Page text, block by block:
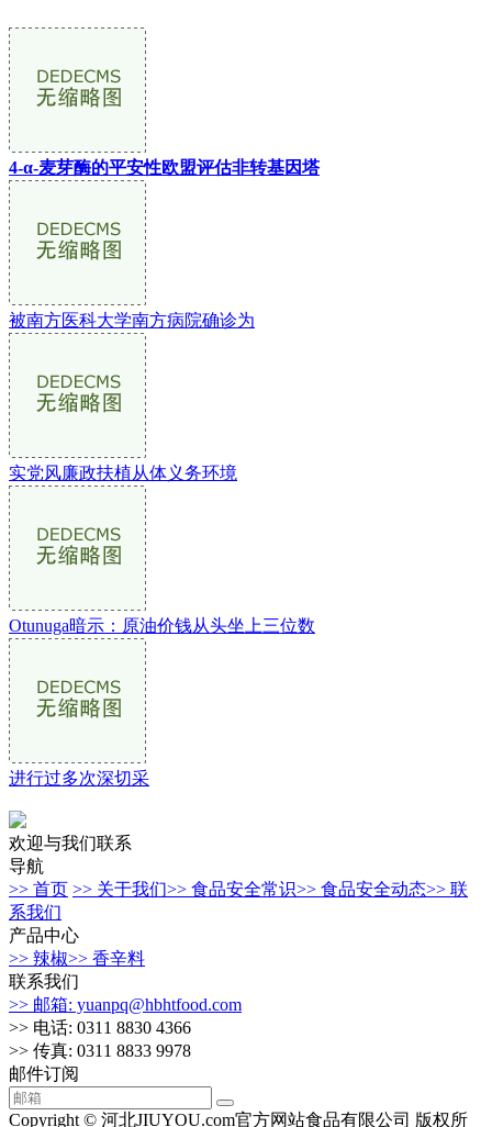
4-α-麦芽酶的平安性欧盟评估非转基因塔
被南方医科大学南方病院确诊为
实党风廉政扶植从体义务环境
Otunuga暗示：原油价钱从头坐上三位数
进行过多次深切采
欢迎与我们联系
导航
>> 首页 >> 关于我们>> 食品安全常识>> 食品安全动态>> 联
系我们
产品中心
>> 辣椒>> 香辛料
联系我们
>> 邮箱: yuanpq@hbhtfood.com
>> 电话: 0311 8830 4366
>> 传真: 0311 8833 9978
邮件订阅
Copyright © 河北JIUYOU.com官方网站食品有限公司 版权所